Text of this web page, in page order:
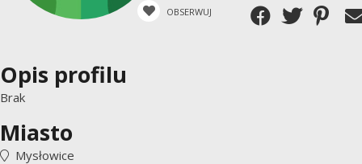
OBSERWUJ
Opis profilu
Brak
Miasto
Mysłowice